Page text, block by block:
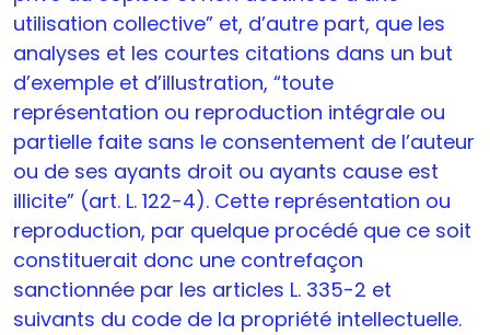
utilisation collective” et, d’autre part, que les
analyses et les courtes citations dans un but
d’exemple et d’illustration, “toute
représentation ou reproduction intégrale ou
partielle faite sans le consentement de l’auteur
ou de ses ayants droit ou ayants cause est
illicite” (art. L. 122-4). Cette représentation ou
reproduction, par quelque procédé que ce soit
constituerait donc une contrefaçon
sanctionnée par les articles L. 335-2 et
suivants du code de la propriété intellectuelle.